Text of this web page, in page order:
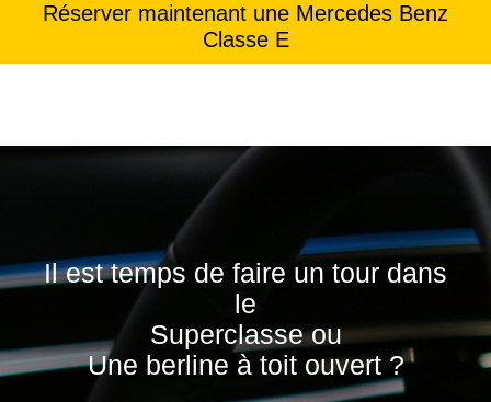
Réserver maintenant une Mercedes Benz
Classe E
Il est temps de faire un tour dans
le
Superclasse ou
Une berline à toit ouvert ?